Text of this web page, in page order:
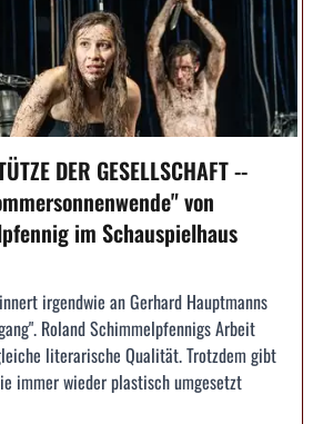
DER GESELLSCHAFT --
von
im Schauspielhaus
irgendwie an Gerhard Hauptmanns
Roland Schimmelpfennigs Arbeit
literarische Qualität. Trotzdem gibt
immer wieder plastisch umgesetzt